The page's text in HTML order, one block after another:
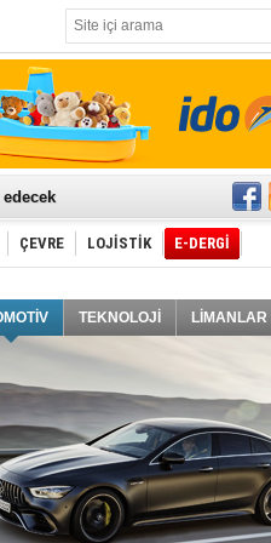
ÇEVRE LOJİSTİK E-DERGİ
TEKNOLOJİ LİMANLAR